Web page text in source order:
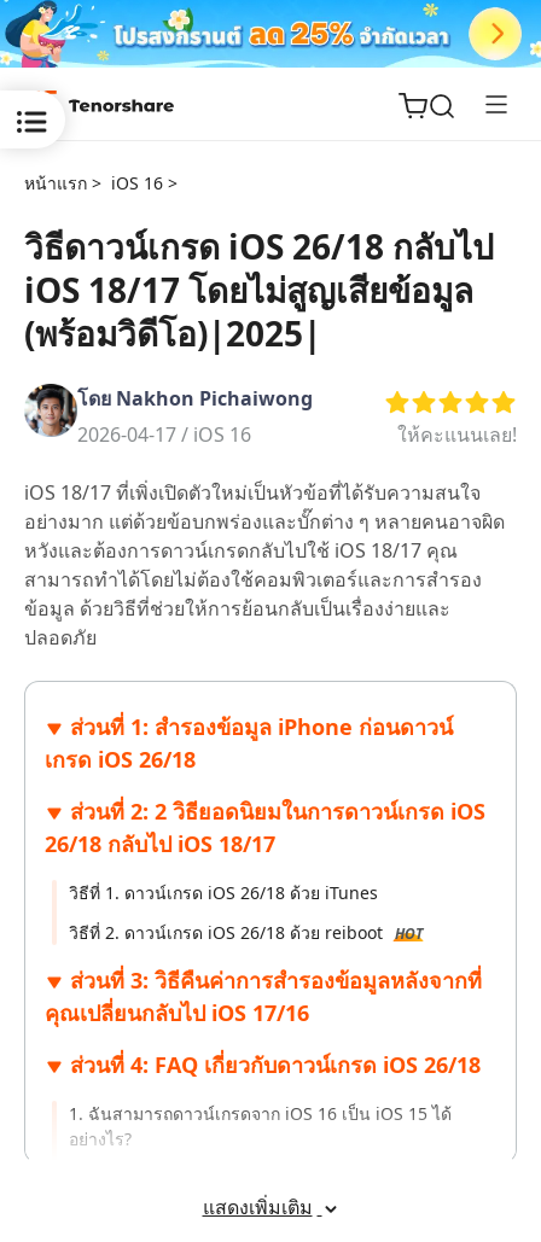
ReiBoot
for iOS
Tenorshare
PDNob
New
iAnyGo
หน้าแรก > iOS 16 >
วิธีดาวน์เกรด iOS 26/18 กลับไป
iOS 18/17 โดยไม่สูญเสียข้อมูล
(พร้อมวิดีโอ)|2025|
โดย Nakhon Pichaiwong
2026-04-17 / iOS 16 ให้คะแนนเลย!
iOS 18/17 ที่เพิ่งเปิดตัวใหม่เป็นหัวข้อที่ได้รับความสนใจ
อย่างมาก แต่ด้วยข้อบกพร่องและบั๊กต่าง ๆ หลายคนอาจผิด
หวังและต้องการดาวน์เกรดกลับไปใช้ iOS 18/17 คุณ
สามารถทำได้โดยไม่ต้องใช้คอมพิวเตอร์และการสำรอง
ข้อมูล ด้วยวิธีที่ช่วยให้การย้อนกลับเป็นเรื่องง่ายและ
ปลอดภัย
ส่วนที่ 1: สำรองข้อมูล iPhone ก่อนดาวน์
เกรด iOS 26/18
ส่วนที่ 2: 2 วิธียอดนิยมในการดาวน์เกรด iOS
26/18 กลับไป iOS 18/17
วิธีที่ 1. ดาวน์เกรด iOS 26/18 ด้วย iTunes
วิธีที่ 2. ดาวน์เกรด iOS 26/18 ด้วย reiboot HOT
ส่วนที่ 3: วิธีคืนค่าการสำรองข้อมูลหลังจากที่
คุณเปลี่ยนกลับไป iOS 17/16
ส่วนที่ 4: FAQ เกี่ยวกับดาวน์เกรด iOS 26/18
1. ฉันสามารถดาวน์เกรดจาก iOS 16 เป็น iOS 15 ได้
อย่างไร?
3. Tenorshare ReiBoot ช่วยในการดาวน์เกรด iOS ได้
แสดงเพิ่มเติม